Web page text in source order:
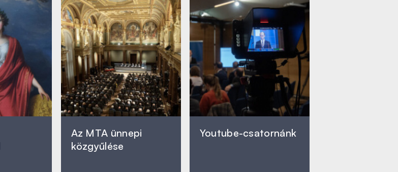
Az MTA ünnepi
közgyűlése
Youtube-csatornánk